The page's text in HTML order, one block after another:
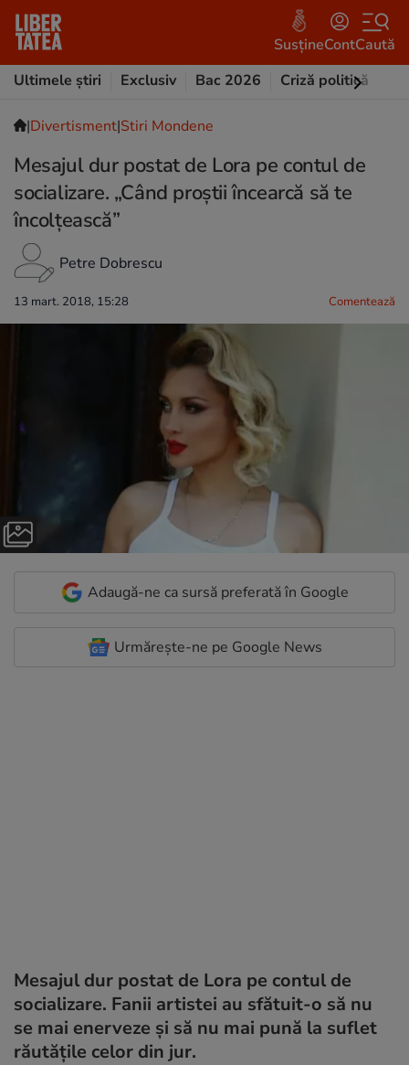
SusțineContCaută
Ultimele știri
Exclusiv Bac 2026 Criză politică
|Divertisment|Stiri Mondene
Mesajul dur postat de Lora pe contul de
socializare. „Când proştii încearcă să te
încolţească”
Petre Dobrescu
13 mart. 2018, 15:28 Comentează
Adaugă-ne ca sursă preferată în Google
Urmărește-ne pe Google News
Mesajul dur postat de Lora pe contul de
socializare. Fanii artistei au sfătuit-o să nu
se mai enerveze și să nu mai pună la suflet
răutățile celor din jur.